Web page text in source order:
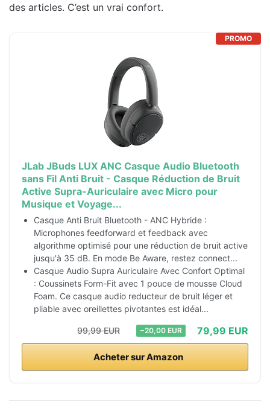
des articles. C’est un vrai confort.
PROMO
JLab JBuds LUX ANC Casque Audio Bluetooth
sans Fil Anti Bruit - Casque Réduction de Bruit
Active Supra-Auriculaire avec Micro pour
Musique et Voyage...
Casque Anti Bruit Bluetooth - ANC Hybride :
Microphones feedforward et feedback avec
algorithme optimisé pour une réduction de bruit active
jusqu'à 35 dB. En mode Be Aware, restez connect...
Casque Audio Supra Auriculaire Avec Confort Optimal
: Coussinets Form-Fit avec 1 pouce de mousse Cloud
Foam. Ce casque audio reducteur de bruit léger et
pliable avec oreillettes pivotantes est idéal...
99,99 EUR −20,00 EUR 79,99 EUR
Acheter sur Amazon